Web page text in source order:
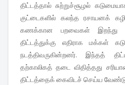
திட்டத்தால் சுற்றுச்சூழல்
குட்டைகளில் கலந்த ரசாயனக்
கணக்கான பறவைகள் இறந்து
திட்டத்துக்கு எதிராக மக்கள்
நடத்திவருகின்றனர். இந்தத்
தற்காலிகத் தடை விதித்தது
திட்டத்தைக் கைவிடச் செய்ய